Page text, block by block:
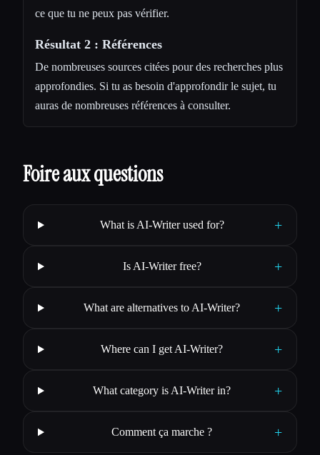
ce que tu ne peux pas vérifier.
Résultat 2 : Références
De nombreuses sources citées pour des recherches plus
approfondies. Si tu as besoin d'approfondir le sujet, tu
auras de nombreuses références à consulter.
Foire aux questions
What is AI-Writer used for? +
Is AI-Writer free? +
What are alternatives to AI-Writer? +
Where can I get AI-Writer? +
What category is AI-Writer in? +
Comment ça marche ? +